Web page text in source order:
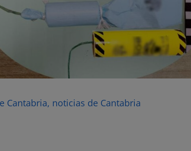
Cantabria, noticias de Cantabria